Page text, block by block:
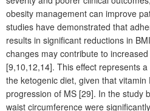
obesity management can improve
studies have demonstrated that
results in significant reductions in
changes may contribute to
[9,10,12,14]. This effect represents
the ketogenic diet, given that
progression of MS [29]. In the study
waist circumference were